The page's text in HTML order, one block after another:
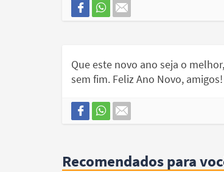
Que este novo ano seja o
sem fim. Feliz Ano Novo, amigos!
Recomendados para